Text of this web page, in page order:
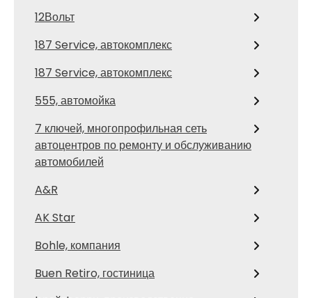
12Вольт
187 Service, автокомплекс
187 Service, автокомплекс
555, автомойка
7 ключей, многопрофильная сеть
автоцентров по ремонту и обслуживанию
автомобилей
A&R
AK Star
Bohle, компания
Buen Retiro, гостиница